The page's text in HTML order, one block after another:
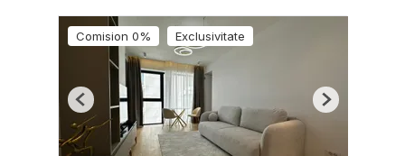
Comision 0% Exclusivitate
Previous Next